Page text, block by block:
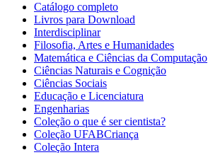
Catálogo completo
Livros para Download
Interdisciplinar
Filosofia, Artes e Humanidades
Matemática e Ciências da Computação
Ciências Naturais e Cognição
Ciências Sociais
Educação e Licenciatura
Engenharias
Coleção o que é ser cientista?
Coleção UFABCriança
Coleção Intera